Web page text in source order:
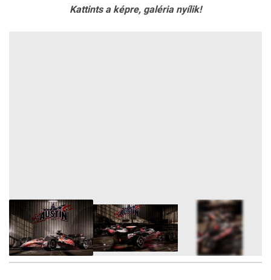
Kattints a képre, galéria nyílik!